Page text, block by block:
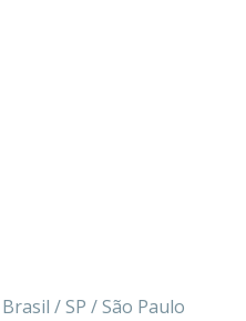
Brasil /SP /São Paulo